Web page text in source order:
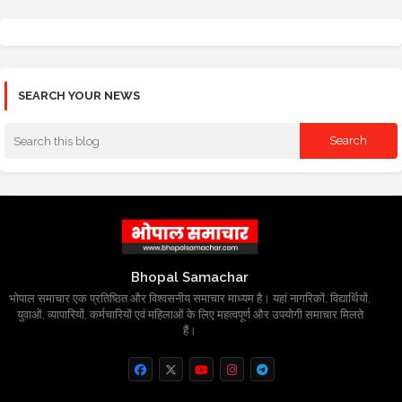
SEARCH YOUR NEWS
Bhopal Samachar
भोपाल समाचार एक प्रतिष्ठित और विश्वसनीय समाचार माध्यम है। यहां नागरिकों, विद्यार्थियों,
युवाओं, व्यापारियों, कर्मचारियों एवं महिलाओं के लिए महत्वपूर्ण और उपयोगी समाचार मिलते
हैं।